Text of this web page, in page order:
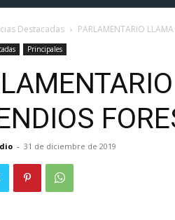
Destacadas PARLAMENTARIO
Principales
- 31 de diciembre de 2019